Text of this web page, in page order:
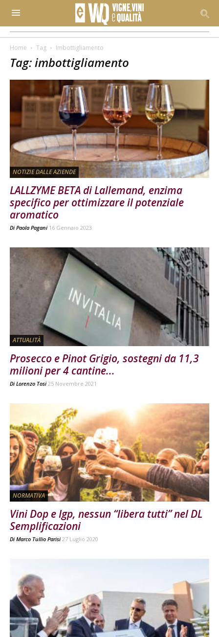
Home Tag Imbottigliamento
Tag: imbottigliamento
NOTIZIE DALLE AZIENDE
LALLZYME BETA di Lallemand, enzima
specifico per ottimizzare il potenziale
aromatico
Di Paola Pagani 16 Gennaio 2023
ATTUALITÀ
Prosecco e Pinot Grigio, sostegni da 11,3
milioni per 4 cantine...
Di Lorenzo Tosi 25 Novembre 2021
NORMATIVA
Vini Dop e Igp, nessun “libera tutti” nel DL
Semplificazioni
Di Marco Tullio Parisi 27 Luglio 2020